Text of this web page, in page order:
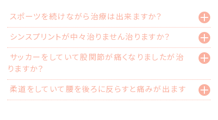
スポーツを続けながら治療は出来ますか？
シンスプリントが中々治りません治りますか？
サッカーをしていて股関節が痛くなりましたが治
りますか？
柔道をしていて腰を後ろに反らすと痛みが出ます